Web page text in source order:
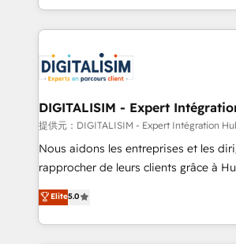
Migration, Custom Integration &
team of 25+ experts Contact us today to help you
get more from your investment in
Excellence. With our targeted
strengthen your digital
Implementation partner, we provide
drive your business forward. Since 2015 we are fully
dedicated to HubSpot and with an
team (50+), we work with reputable
B2B sectors such as manufacturing,
business services. We prepare a
impact of your digital transformation,
detailed financial rationale with a
DIGITALISIM - Expert
提供元：DIGITALISIM - Expert Intégration
Nous aidons les entreprises et les
rapprocher de leurs clients grâce à
DIGITALISIM, nous avons l'intime
réussite des entreprises passe par
le marketing digital, et la relation
Elite5.0